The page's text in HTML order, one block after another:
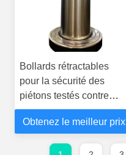
Bollards rétractables
pour la sécurité des
piétons testés contre
l'impact du bélier
Obtenez le meilleur prix